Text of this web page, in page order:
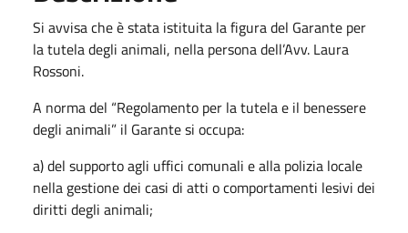
Si avvisa che è stata istituita la figura del Garante per
la tutela degli animali, nella persona dell’Avv. Laura
Rossoni.
A norma del “Regolamento per la tutela e il benessere
degli animali” il Garante si occupa:
a) del supporto agli uffici comunali e alla polizia locale
nella gestione dei casi di atti o comportamenti lesivi dei
diritti degli animali;